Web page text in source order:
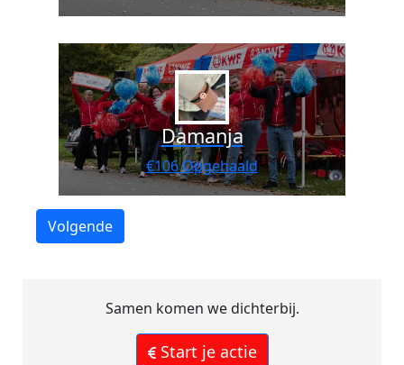
Damanja
€106 Opgehaald
Volgende
Samen komen we dichterbij.
Start je actie